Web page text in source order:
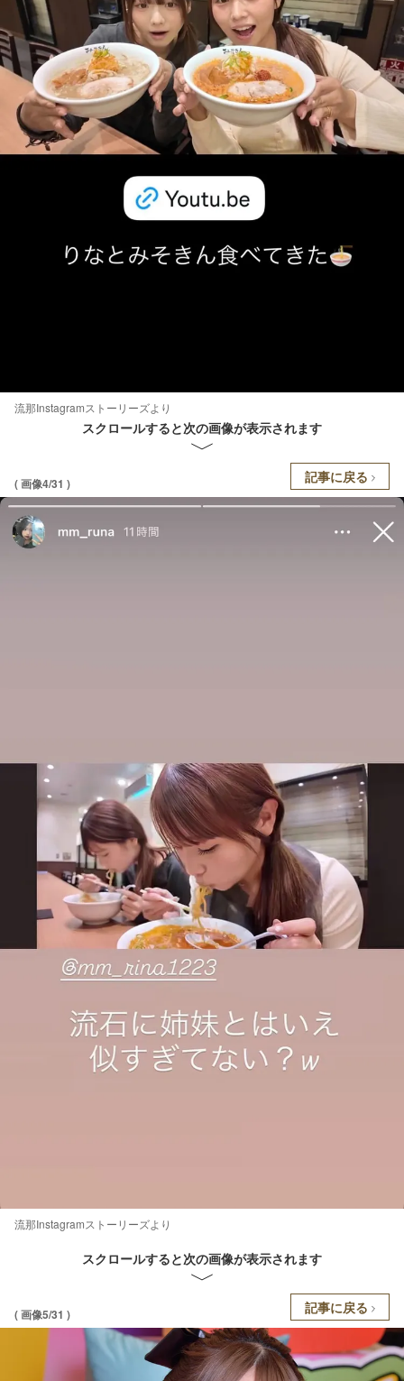
流那Instagramストーリーズより
スクロールすると次の画像が表示されます
( 画像4/31 ) 記事に戻る
流那Instagramストーリーズより
スクロールすると次の画像が表示されます
( 画像5/31 ) 記事に戻る